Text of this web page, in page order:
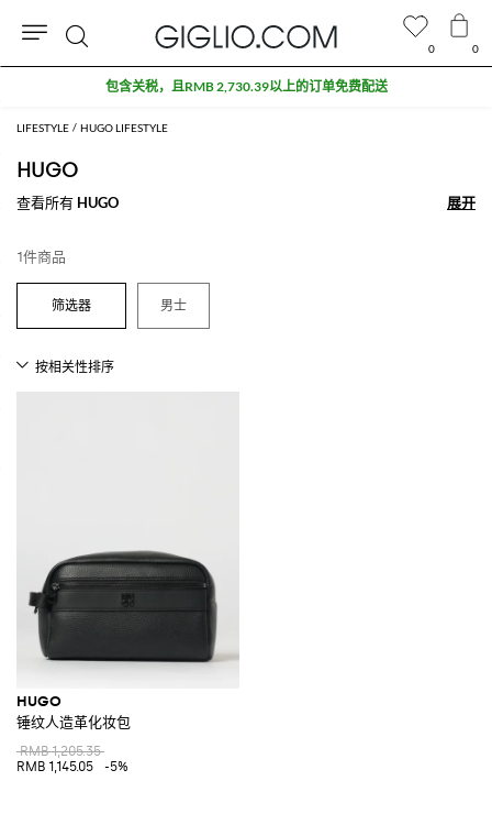
LIFESTYLE HUGO LIFESTYLE
HUGO
查看所有 HUGO 展开
展开
1件商品
男士
HUGO
锤纹人造革化妆包
RMB 1,205.35
RMB 1,145.05
-5%
0 0
包含关税，且RMB 2,730.39以上的订单免费配送